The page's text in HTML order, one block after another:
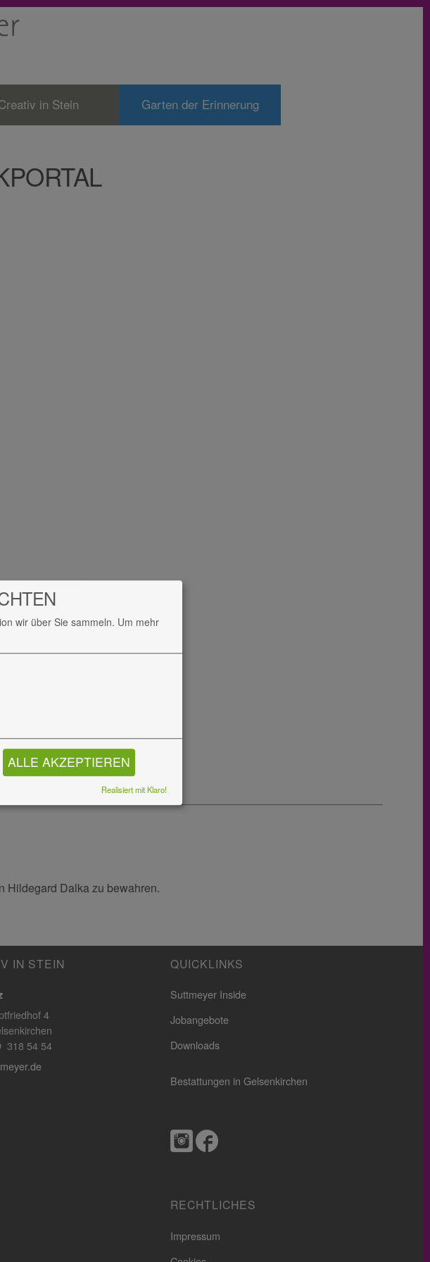
in Stein Garten der Erinnerung
Hildegard Dalka zu bewahren.
IN STEIN
4
318 54 54
QUICKLINKS
Suttmeyer Inside
Jobangebote
Downloads
Bestattungen in Gelsenkirchen
RECHTLICHES
Impressum
wir über Sie sammeln. Um mehr
ALLE AKZEPTIEREN
Realisiert mit Klaro!